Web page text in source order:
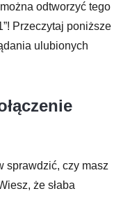
odtworzyć tego
Przeczytaj poniższe
ulubionych
sprawdzić, czy masz
że słaba